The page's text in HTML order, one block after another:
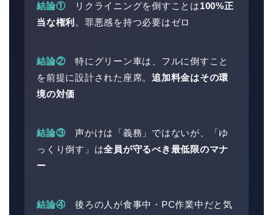
結論① リクライニングを倒すことは100%正
当な権利 。罪悪感を持つ必要はゼロ
結論② 特にグリーン車は、フルに倒すこと
を前提に設計された座席。 追加料金はその環
境の対価
結論③ 声かけは「義務」ではないが、「ゆ
っくり倒す」は全員が守るべき最低限のマナ
ー
結論④ 後ろの人が食事中・PC作業中だと気